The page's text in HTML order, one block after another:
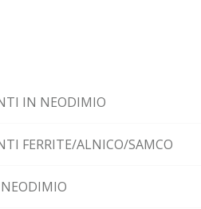
IN NEODIMIO
FERRITE/ALNICO/SAMCO